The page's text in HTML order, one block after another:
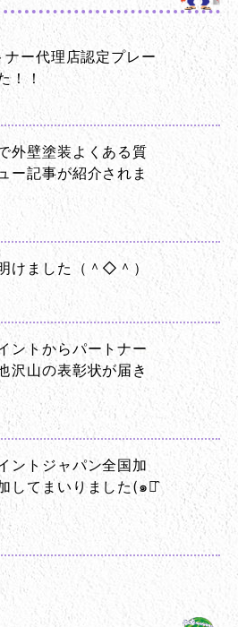
ー代理店認定プレー
！！
外壁塗装よくある質
ー記事が紹介されま
けました（＾◇＾）
ントからパートナー
沢山の表彰状が届き
ントジャパン全国加
してまいりました(๑･̑